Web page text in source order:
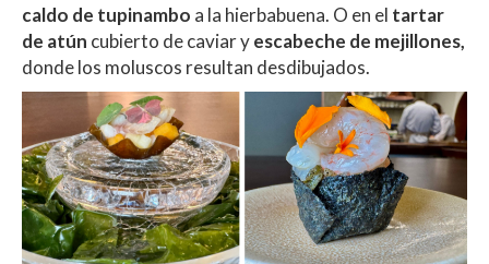
caldo de tupinambo a la hierbabuena. O en el tartar
de atún cubierto de caviar yescabeche de mejillones,
donde los moluscos resultan desdibujados.